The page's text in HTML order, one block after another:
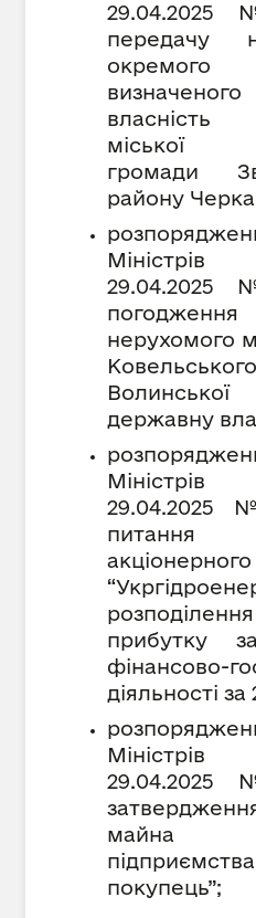
передачу
окремого
міської
громади
району
нерухомого
державну
29.04.2025
питання
прибутку
фінансово-
діяльності за
майна
покупець”;